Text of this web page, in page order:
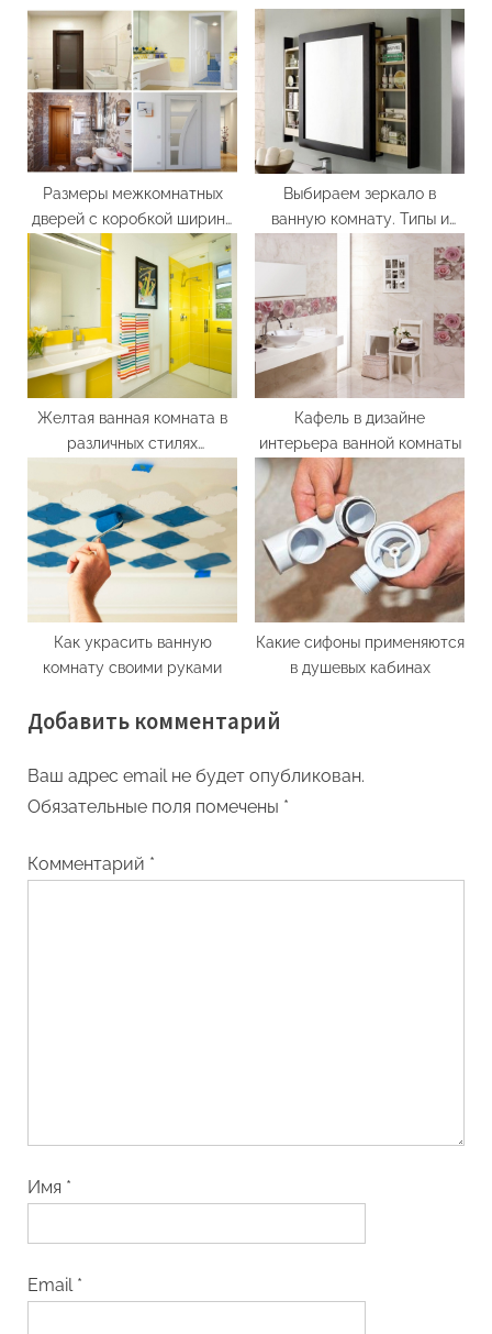
o
s
P
o
s
t
:
P
o
s
t
:
Размеры межкомнатных
дверей с коробкой ширина
высота толщина
Выбираем зеркало в
ванную комнату. Типы и
Желтая ванная комната в
различных стилях
интерьера
Кафель в дизайне
интерьера ванной комнаты
Как украсить ванную
комнату своими руками
Какие сифоны применяются
в душевых кабинах
Добавить комментарий
Ваш адрес email не будет опубликован.
Обязательные поля помечены *
Комментарий *
Имя *
Email *